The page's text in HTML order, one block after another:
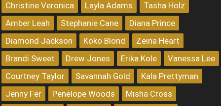
Christine Veronica Layla Adams
Tasha Holz
Amber Leah
Stephanie Cane
Diana Prince
Diamond Jackson
Koko Blond
Zeina Heart
Brandi Sweet
Drew Jones Erika Kole
Vanessa Lee
Courtney Taylor
Savannah Gold
Kala Prettyman
Jenny Fer
Penelope Woods
Misha Cross